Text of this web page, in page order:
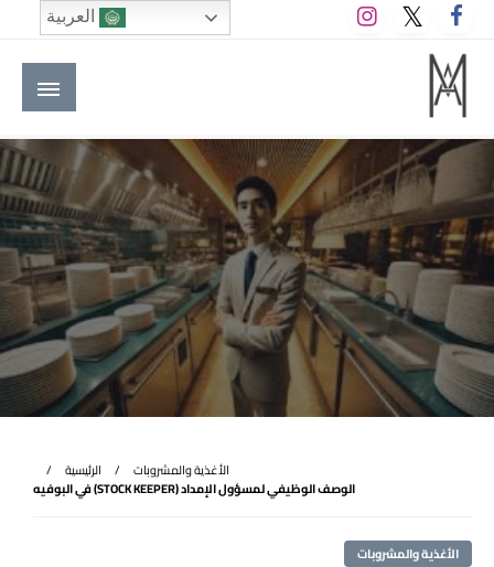
التخطي
إلى
المحتوى
M A hotels | إم ايه هوتيلز
الموقع الأول للعاملين في الفنادق في العالم العربي
الرئيسية
الأغذية والمشروبات
الوصف الوظيفي لمسؤول الإمداد (STOCK KEEPER) في البوفيه
الأغذية والمشروبات
العربية